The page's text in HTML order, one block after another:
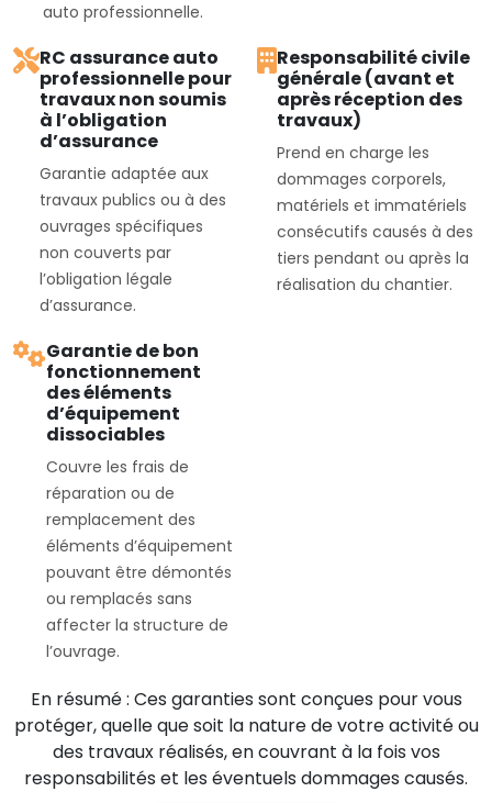
auto professionnelle.
RC assurance auto
professionnelle pour
travaux non soumis
à l’obligation
d’assurance
Garantie adaptée aux
travaux publics ou à des
ouvrages spécifiques
non couverts par
l’obligation légale
d’assurance.
Responsabilité civile
générale (avant et
après réception des
travaux)
Prend en charge les
dommages corporels,
matériels et immatériels
consécutifs causés à des
tiers pendant ou après la
réalisation du chantier.
Garantie de bon
fonctionnement
des éléments
d’équipement
dissociables
Couvre les frais de
réparation ou de
remplacement des
éléments d’équipement
pouvant être démontés
ou remplacés sans
affecter la structure de
l’ouvrage.
En résumé : Ces garanties sont conçues pour vous
protéger, quelle que soit la nature de votre activité ou
des travaux réalisés, en couvrant à la fois vos
responsabilités et les éventuels dommages causés.